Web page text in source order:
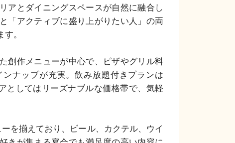
アとダイニングスペースが自然に融合し
「アクティブに盛り上がりたい人」の両
。
創作メニューが中心で、ピザやグリル料
ナップが充実。飲み放題付きプランは
としてはリーズナブルな価格帯で、気軽
を揃えており、ビール、カクテル、ウイ